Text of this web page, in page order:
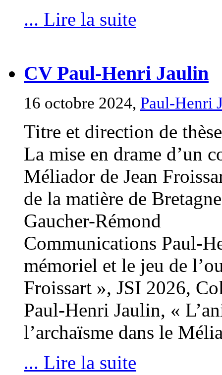
... Lire la suite
CV Paul-Henri Jaulin
16 octobre 2024, Paul-Henri
Titre et direction de thèse
La mise en drame d’un
Méliador de Jean
de la matière de
Gaucher-Rémond
Communications Paul-
mémoriel et le jeu de
Froissart », JSI 2026,
Paul-Henri Jaulin, «
l’archaïsme dans le
... Lire la suite